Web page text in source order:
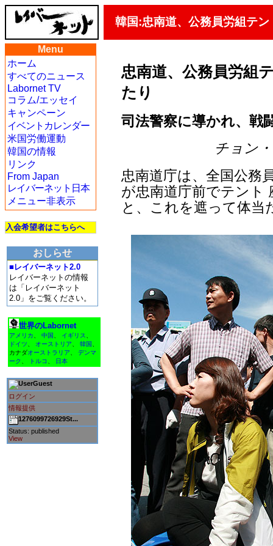
韓国:忠南道、公務員労組テ
Menu
ホーム
すべてのニュース
Labornet TV
コラム/エッセイ
キャンペーン
イベントカレンダー
米国労働運動
韓国の情報
リンク
From Japan
レイバーネット日本
メニュー非表示
入会希望者はこちらへ
おしらせ
■レイバーネット2.0
レイバーネットの情報
は「レイバーネット
2.0」をご覧ください。
世界のLabornet
アメリカ 中国 イギリス
ドイツ
オーストリア 韓国
カナダオーストラリア
デンマ
ーク
トルコ 日本
Guest
ログイン
情報提供
1276099726929St...
Status: published
View
忠南道、公務員労組
たり
司法警察に導かれ、戦
チョン
忠南道庁は、全国公務
が忠南道庁前でテント
と、これを遮って体当